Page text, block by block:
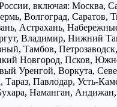
включая: Москва,
Волгоград, Саратов,
Астрахань,
Владимир, Нижний
Тамбов,
Новгород, Псков,
Уренгой, Воркута,
Павлодар, Усть-
Наманган,